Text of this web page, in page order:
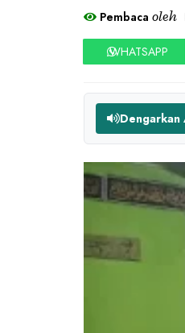
Pembaca oleh
WHATSAPP